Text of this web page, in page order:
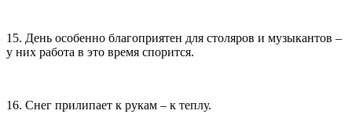
15. День особенно благоприятен для столяров и музыкантов –
у них работа в это время спорится.
16. Снег прилипает к рукам – к теплу.